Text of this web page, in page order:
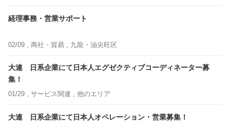
経理事務・営業サポート
02/09 , 商社・貿易 , 九龍・油尖旺区
大連 日系企業にて日本人エグゼクティブコーディネーター募
集！
01/29 , サービス関連 , 他のエリア
大連 日系企業にて日本人オペレーション・営業募集！